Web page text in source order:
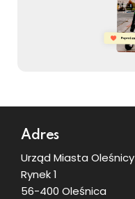
Adres
Urząd Miasta Oleśnicy
Rynek 1
56-400 Oleśnica